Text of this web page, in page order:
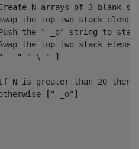
N arrays of 3 blank
the top two stack
the " _o" string to
the top two stack
" " \ " ]
is greater than 20 then
[" _o"]